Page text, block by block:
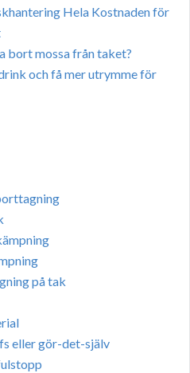
Hela Kostnaden för
bort mossa från taket?
och få mer utrymme för
på tak
eller gör-det-själv